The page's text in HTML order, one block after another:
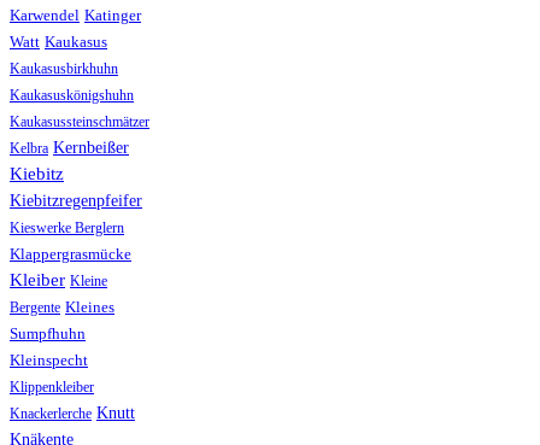
Karwendel Katinger
Watt Kaukasus
Kaukasusbirkhuhn
Kaukasuskönigshuhn
Kaukasussteinschmätzer
Kelbra Kernbeißer
Kiebitz
Kiebitzregenpfeifer
Kieswerke Berglern
Klappergrasmücke
Kleiber Kleine
Bergente Kleines
Sumpfhuhn
Kleinspecht
Klippenkleiber
Knackerlerche Knutt
Knäkente